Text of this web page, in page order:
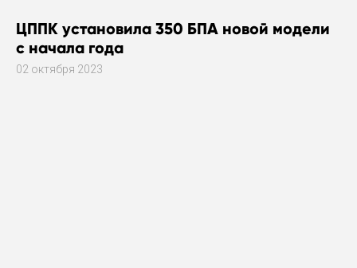
ЦППК установила 350 БПА новой модели
с начала года
02 октября 2023